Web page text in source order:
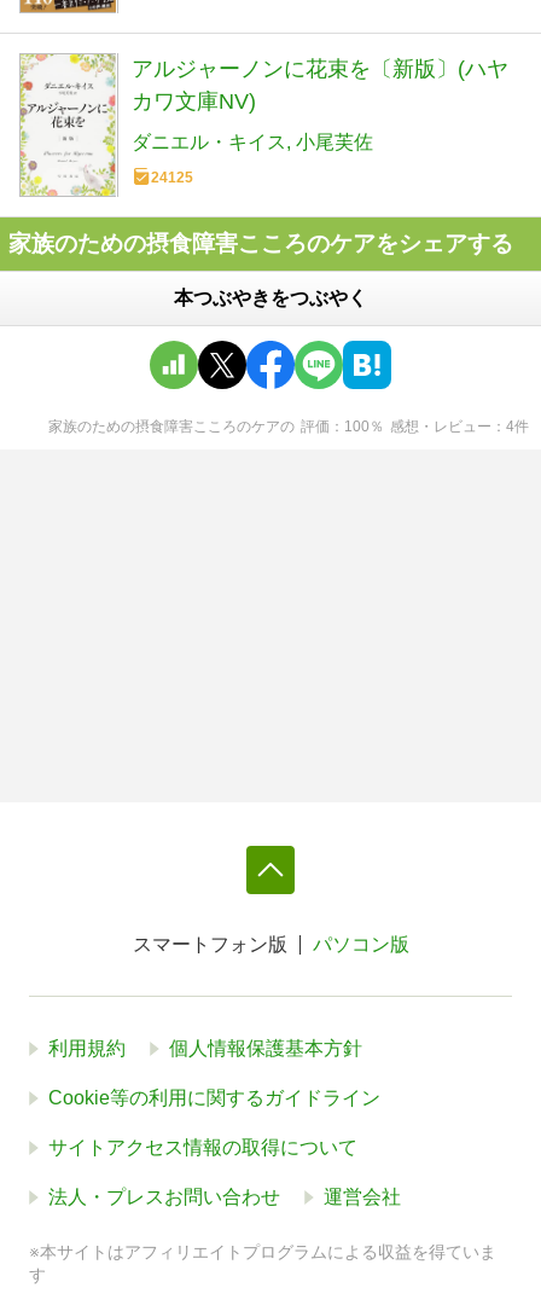
アルジャーノンに花束を〔新版〕(ハヤ
カワ文庫NV)
ダニエル・キイス 小尾芙佐
24125
家族のための摂食障害こころのケアをシェアする
本つぶやきをつぶやく
家族のための摂食障害こころのケアの 評価 100 ％ 感想・レビュー 4件
スマートフォン版 パソコン版
利用規約 個人情報保護基本方針
Cookie等の利用に関するガイドライン
サイトアクセス情報の取得について
法人・プレスお問い合わせ 運営会社
※本サイトはアフィリエイトプログラムによる収益を得ていま
す